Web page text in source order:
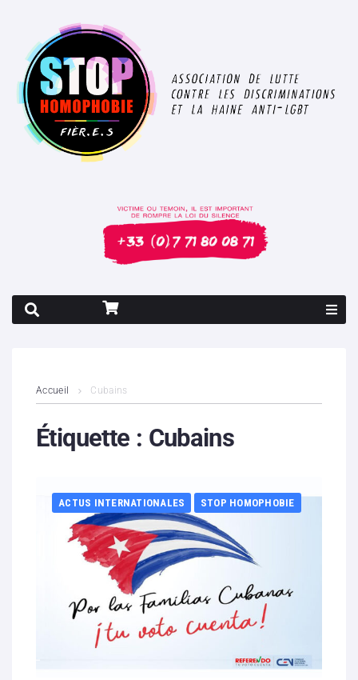
Contenus litigieux
Boutique
Partenaires
Hébergement solidaire
Accueil Cubains
Étiquette : Cubains
ACTUS INTERNATIONALES STOP HOMOPHOBIE